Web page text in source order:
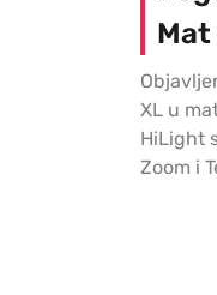
Mat
XL u
HiLight
Zoom i